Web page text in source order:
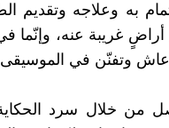
به وعلاجه وتقديم
غريبة عنه، وإنّما
وتفنّن في الموسيقى
من خلال سرد